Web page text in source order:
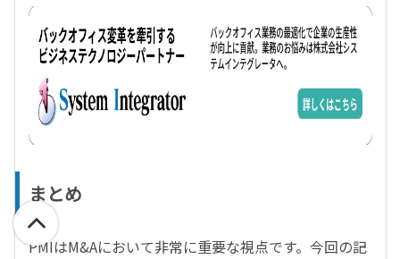
まとめ
PMIはM&Aにおいて非常に重要な視点です。今回の記